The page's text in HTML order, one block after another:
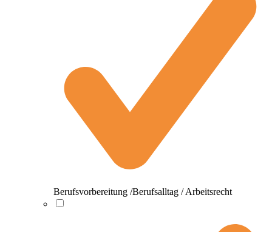
Berufsvorbereitung /Berufsalltag / Arbeitsrecht